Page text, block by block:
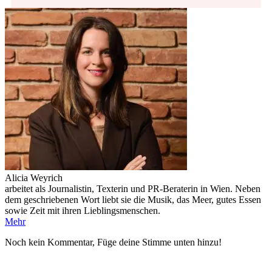
Alicia Weyrich
arbeitet als Journalistin, Texterin und PR-Beraterin in Wien. Neben
dem geschriebenen Wort liebt sie die Musik, das Meer, gutes Essen
sowie Zeit mit ihren Lieblingsmenschen.
Mehr
Noch kein Kommentar, Füge deine Stimme unten hinzu!